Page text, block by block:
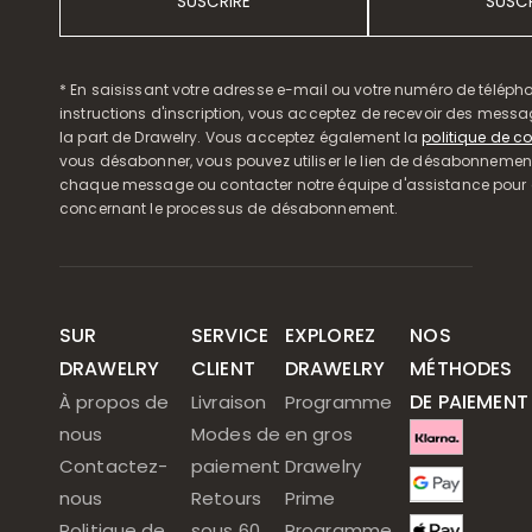
* En saisissant votre adresse e-mail ou votre numéro de
instructions d'inscription, vous acceptez de recevoir des
la part de Drawelry. Vous acceptez également lapolitique de
vous désabonner, vous pouvez utiliser le lien de
chaque message ou contacter notre équipe d'assistance pour
concernant le processus de désabonnement.
SUR
DRAWELRY
À propos de
nous
Contactez-
nous
SERVICE
CLIENT
Livraison
Modes de
paiement
Retours
EXPLOREZ
DRAWELRY
Programme
en gros
Drawelry
Prime
NOS
MÉTHODES
DE PAIEMENT